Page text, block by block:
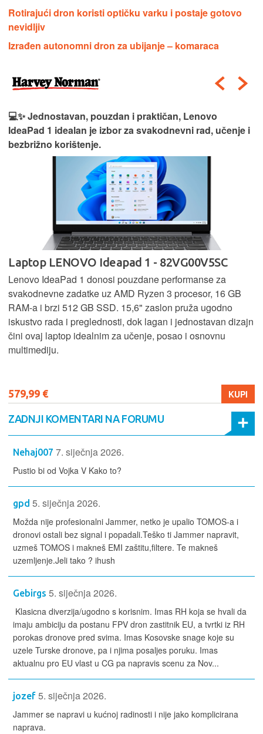
Rotirajući dron koristi optičku varku i postaje gotovo
nevidljiv
Izrađen autonomni dron za ubijanje – komaraca
💻✨ Jednostavan, pouzdan i praktičan, Lenovo
IdeaPad 1 idealan je izbor za svakodnevni rad, učenje i
bezbrižno korištenje.
Laptop LENOVO Ideapad 1 - 82VG00V5SC
Lenovo IdeaPad 1 donosi pouzdane performanse za
svakodnevne zadatke uz AMD Ryzen 3 procesor, 16 GB
RAM-a i brzi 512 GB SSD. 15,6" zaslon pruža ugodno
iskustvo rada i preglednosti, dok lagan i jednostavan dizajn
čini ovaj laptop idealnim za učenje, posao i osnovnu
multimediju.
579,99 € KUPI
ZADNJI KOMENTARI NA FORUMU
Nehaj007 7. siječnja 2026.
Pustio bi od Vojka V Kako to?
gpd 5. siječnja 2026.
Možda nije profesionalni Jammer, netko je upalio TOMOS-a i
dronovi ostali bez signal i popadali.Teško ti Jammer napravit,
uzmeš TOMOS i makneš EMI zaštitu,filtere. Te makneš
uzemljenje.Jeli tako ? ihush
Gebirgs 5. siječnja 2026.
Klasicna diverzija/ugodno s korisnim. Imas RH koja se hvali da
imaju ambiciju da postanu FPV dron zastitnik EU, a tvrtki iz RH
porokas dronove pred svima. Imas Kosovske snage koje su
uzele Turske dronove, pa i njima posaljes poruku. Imas
aktualnu pro EU vlast u CG pa napravis scenu za Nov...
jozef 5. siječnja 2026.
Jammer se napravi u kućnoj radinosti i nije jako komplicirana
naprava.